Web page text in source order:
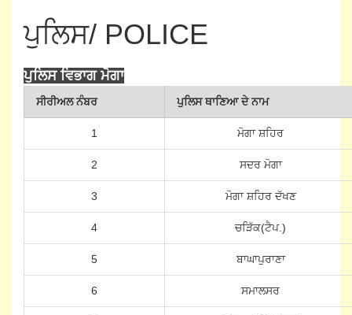
ਪੁਲਿਸ/ POLICE
ਪੁਲਿਸ ਵਿਭਾਗ ਮੋਗਾ
ਸੀਰੀਅਲ ਨੰਬਰ ਪੁਲਿਸ ਥਾਣਿਆ ਦੇ ਨਾਮ
1 ਮੋਗਾ ਸ਼ਹਿਰ
2 ਸਦਰ ਮੋਗਾ
3 ਮੋਗਾ ਸ਼ਹਿਰ ਦੱਖਣ
4 ਚੜਿੱਕ(ਟੈਪ.)
5 ਬਾਘਾਪੁਰਾਣਾ
6 ਸਮਾਲਸਰ